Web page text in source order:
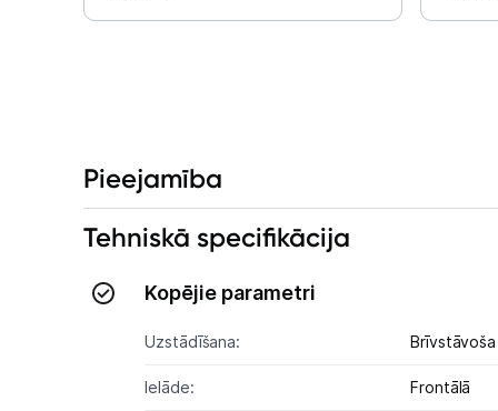
Pieejamība
Tehniskā specifikācija
Kopējie parametri
Uzstādīšana: Brīvstāvoša
Ielāde: Frontālā